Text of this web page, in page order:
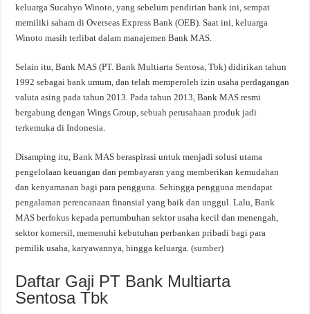
keluarga Sucahyo Winoto, yang sebelum pendirian bank ini, sempat
memiliki saham di Overseas Express Bank (OEB). Saat ini, keluarga
Winoto masih terlibat dalam manajemen Bank MAS.
Selain itu, Bank MAS (PT. Bank Multiarta Sentosa, Tbk) didirikan tahun
1992 sebagai bank umum, dan telah memperoleh izin usaha perdagangan
valuta asing pada tahun 2013. Pada tahun 2013, Bank MAS resmi
bergabung dengan Wings Group, sebuah perusahaan produk jadi
terkemuka di Indonesia.
Disamping itu, Bank MAS beraspirasi untuk menjadi solusi utama
pengelolaan keuangan dan pembayaran yang memberikan kemudahan
dan kenyamanan bagi para pengguna. Sehingga pengguna mendapat
pengalaman perencanaan finansial yang baik dan unggul. Lalu, Bank
MAS berfokus kepada pertumbuhan sektor usaha kecil dan menengah,
sektor komersil, memenuhi kebutuhan perbankan pribadi bagi para
pemilik usaha, karyawannya, hingga keluarga. (sumber)
Daftar Gaji PT Bank Multiarta
Sentosa Tbk